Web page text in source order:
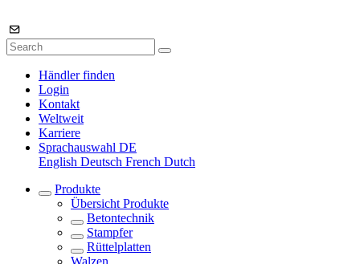
Händler finden
Login
Kontakt
Weltweit
Karriere
Sprachauswahl DE
English Deutsch French Dutch
Produkte
Übersicht Produkte
Betontechnik
Stampfer
Rüttelplatten
Walzen